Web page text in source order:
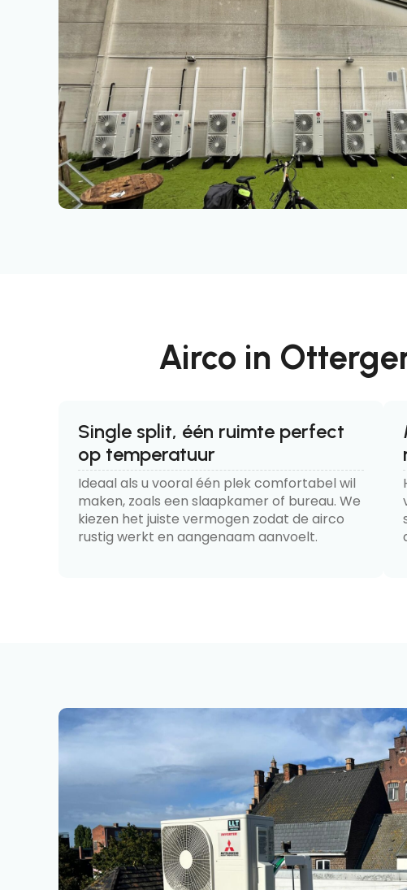
Airco in
Single split, één ruimte perfect
op temperatuur
Ideaal als u vooral één plek comfortabel wil
maken, zoals een slaapkamer of bureau. We
kiezen het juiste vermogen zodat de airco
rustig werkt en aangenaam aanvoelt.